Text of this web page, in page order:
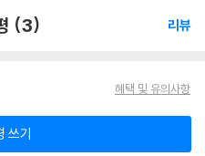
(3) 리뷰
혜택 및 유의사항
쓰기